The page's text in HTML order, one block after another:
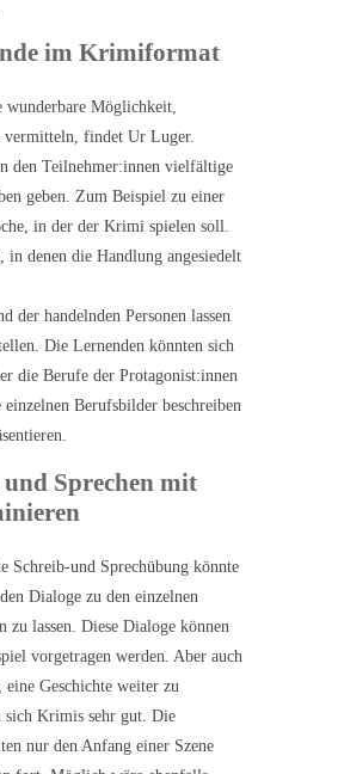
im Krimiformat
wunderbare Möglichkeit,
vermitteln, findet Ur Luger.
den Teilnehmer:innen vielfältige
geben. Zum Beispiel zu einer
in der der Krimi spielen soll.
in denen die Handlung angesiedelt
der handelnden Personen lassen
Die Lernenden könnten sich
die Berufe der Protagonist:innen
Berufsbilder beschreiben
und Sprechen mit
Schreib-und Sprechübung könnte
Dialoge zu den einzelnen
zu lassen. Diese Dialoge können
vorgetragen werden. Aber auch
Geschichte weiter zu
sich Krimis sehr gut. Die
nur den Anfang einer Szene